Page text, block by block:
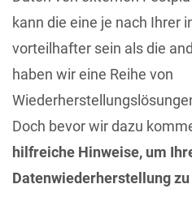
kann die eine je nach Ihrer
vorteilhafter sein als die
haben wir eine Reihe von
Doch bevor wir dazu
hilfreiche Hinweise, um
Datenwiederherstellung